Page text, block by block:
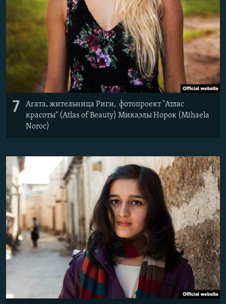
7
Агата, жительница Риги, ​ фотопроект "Атлас
красоты" (Atlas of Beauty) Микаэлы Норок (Mihaela
Noroc)